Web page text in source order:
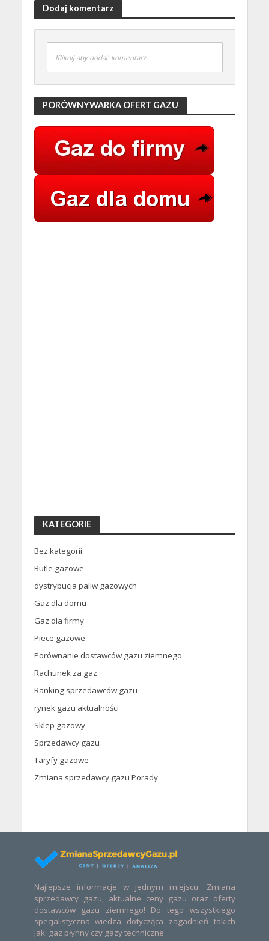
Dodaj komentarz
Kliknij aby dodać komentarz
PORÓWNYWARKA OFERT GAZU
KATEGORIE
Bez kategorii
Butle gazowe
dystrybucja paliw gazowych
Gaz dla domu
Gaz dla firmy
Piece gazowe
Porównanie dostawców gazu ziemnego
Rachunek za gaz
Ranking sprzedawców gazu
rynek gazu aktualności
Sklep gazowy
Sprzedawcy gazu
Taryfy gazowe
Zmiana sprzedawcy gazu Porady
Najlepsze informacje w jednym miejscu. Zmiana
sprzedawcy gazu, aktualne ceny gazu oraz oferty
dostawców gazu ziemnego! Do tego wszystkiego
specjalistyczna wiedza dotycząca zagadnień takich
jak: gaz płynny czy gazy techniczne